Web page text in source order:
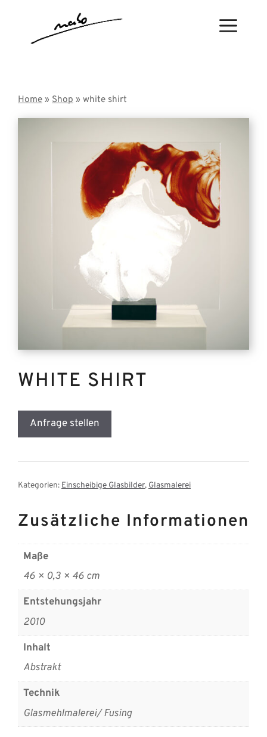
springen
Menü
Home » Shop » white shirt
WHITE SHIRT
Anfrage stellen
Kategorien: Einscheibige Glasbilder, Glasmalerei
Zusätzliche Informationen
Maße
46 × 0,3 × 46 cm
Entstehungsjahr
2010
Inhalt
Abstrakt
Technik
Glasmehlmalerei/ Fusing